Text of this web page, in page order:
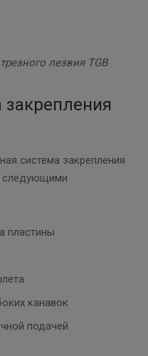
лезвия TGB
система закрепления
следующими
пластины
канавок
подачей